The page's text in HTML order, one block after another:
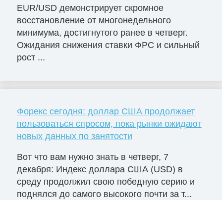
EUR/USD демонстрирует скромное
восстановление от многонедельного
минимума, достигнутого ранее в четверг.
Ожидания снижения ставки ФРС и сильный
рост ...
Форекс сегодня: доллар США продолжает
пользоваться спросом, пока рынки ожидают
новых данных по занятости
Вот что вам нужно знать в четверг, 7
декабря: Индекс доллара США (USD) в
среду продолжил свою победную серию и
поднялся до самого высокого почти за т...